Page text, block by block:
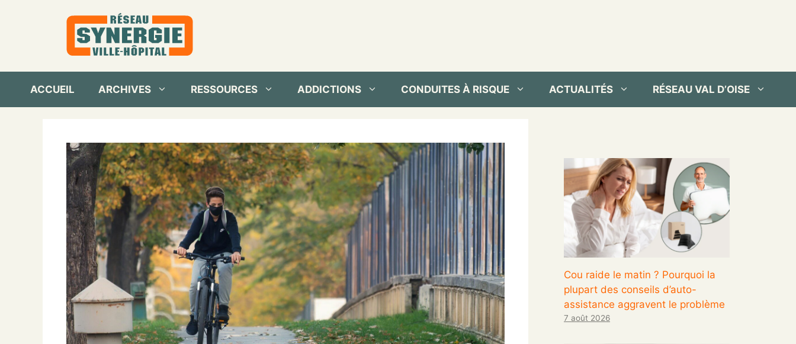
ACCUEIL ARCHIVES RESSOURCES ADDICTIONS CONDUITES À RISQUE ACTUALITÉS RÉSEAU VAL D’OISE
Cou raide le matin ? Pourquoi la
plupart des conseils d’auto-
assistance aggravent le problème
7 août 2026